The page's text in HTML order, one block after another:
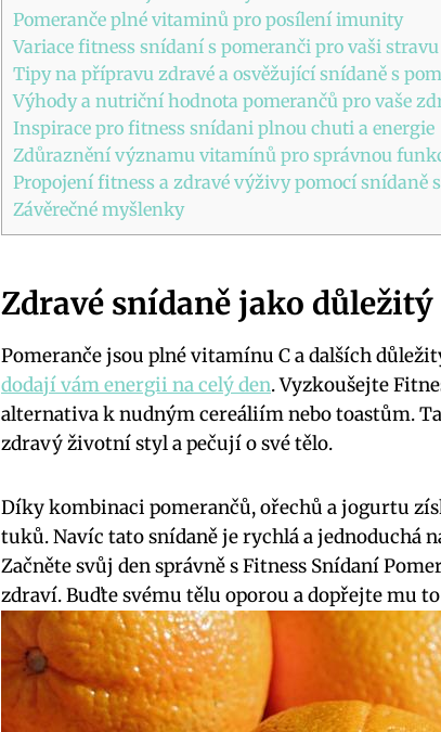
Pomeranče plné vitaminů pro posílení imunity
Variace fitness snídaní s pomeranči pro vaši stravu
Tipy na přípravu zdravé a osvěžující snídaně s
Výhody a nutriční hodnota pomerančů pro vaše
Inspirace pro fitness snídani plnou chuti a energie
Zdůraznění významu vitamínů pro správnou
Propojení fitness a zdravé výživy pomocí snídaně
Závěrečné myšlenky
Zdravé snídaně jako
Pomeranče jsou plné vitamínu C a dalších
dodají vám energii na celý den. Vyzkoušejte
alternativa k nudným cereáliím nebo toastům.
zdravý životní styl a pečují o své tělo.
Díky kombinaci pomerančů, ořechů a jogurtu
tuků. Navíc tato snídaně je rychlá a
Začněte svůj den správně s Fitness Snídaní
zdraví. Buďte svému tělu oporou a dopřejte mu